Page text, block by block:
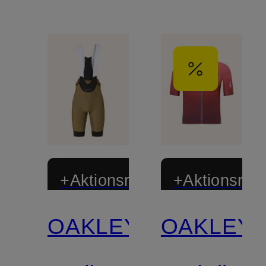
+Aktionsrabatt
OAKLEY
Limitiert
OAKLEY